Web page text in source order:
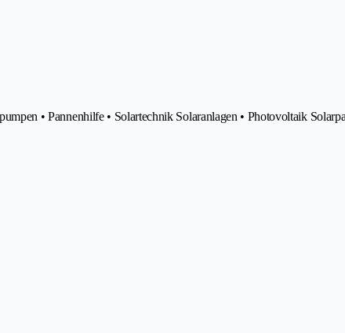
• Pannenhilfe • Solartechnik Solaranlagen • Photovoltaik